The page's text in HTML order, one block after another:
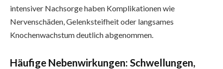
intensiver Nachsorge haben Komplikationen wie
Nervenschäden, Gelenksteifheit oder langsames
Knochenwachstum deutlich abgenommen.
Häufige Nebenwirkungen: Schwellungen,